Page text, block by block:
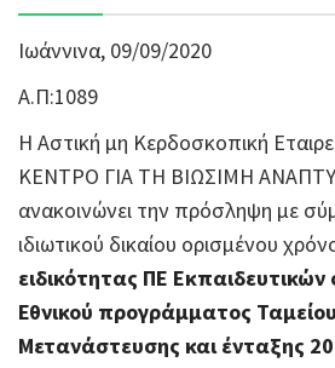
Ιωάννινα, 09/09/2020
Α.Π:1089
Η Αστική μη Κερδοσκοπική
ΚΕΝΤΡΟ ΓΙΑ ΤΗ ΒΙΩΣΙΜΗ
ανακοινώνει την πρόσληψη με
ιδιωτικού δικαίου ορισμένου
ειδικότητας ΠΕ
Εθνικού προγράμματος
Μετανάστευσης και ένταξης